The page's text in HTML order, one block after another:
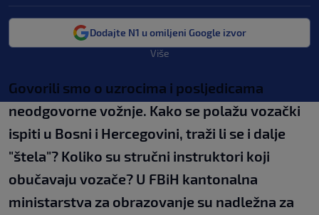
Dodajte N1 u omiljeni Google izvor
Više
Govorili smo o uzrocima i posljedicama
neodgovorne vožnje. Kako se polažu vozački
ispiti u Bosni i Hercegovini, traži li se i dalje
"štela"? Koliko su stručni instruktori koji
obučavaju vozače? U FBiH kantonalna
ministarstva za obrazovanje su nadležna za